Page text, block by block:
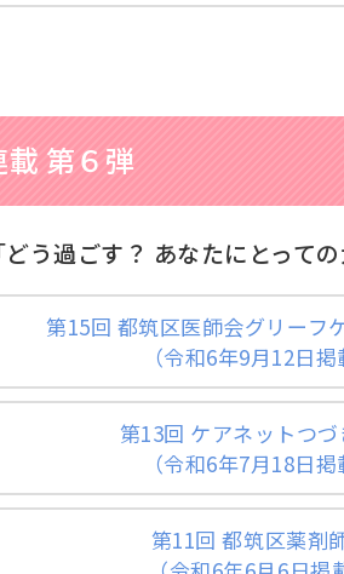
載 第６弾
どう過ごす？ あなたにとって
第15回 都筑区医師会グリーフ
（令和6年9月12日掲
第13回 ケアネットつ
（令和6年7月18日掲
第11回 都筑区薬剤